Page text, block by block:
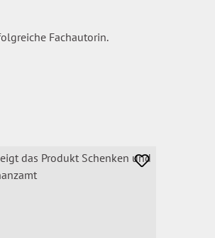
Fachautorin.